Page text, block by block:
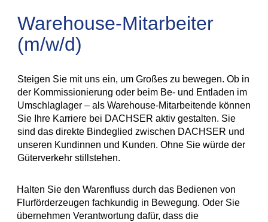
Warehouse-Mitarbeiter
(m/w/d)
Steigen Sie mit uns ein, um Großes zu bewegen. Ob in
der Kommissionierung oder beim Be- und Entladen im
Umschlaglager – als Warehouse-Mitarbeitende können
Sie Ihre Karriere bei DACHSER aktiv gestalten. Sie
sind das direkte Bindeglied zwischen DACHSER und
unseren Kundinnen und Kunden. Ohne Sie würde der
Güterverkehr stillstehen.
Halten Sie den Warenfluss durch das Bedienen von
Flurförderzeugen fachkundig in Bewegung. Oder Sie
übernehmen Verantwortung dafür, dass die